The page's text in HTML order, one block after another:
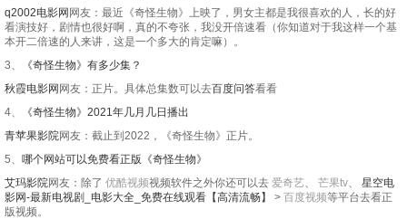
q2002电影网网友：最近《奇怪生物》上映了，男女主都是我很喜欢的人，长的好
看演技好，剧情也很好啊，真的不夸张，我没开倍速看（你知道对于我这样一个基
本开二倍速的人来讲，这是一个多大的肯定嘛）。
3、
《奇怪生物》有多少集？
秋霞电影网网友：正片。具体总集数可以去百度问答看看
4、
《奇怪生物》2021年几月几日播出
青苹果影院网友：截止到2022，《奇怪生物》正片。
5、 哪个网站可以免费看正版《奇怪生物》
艾玛影院网友：除了 优酷视频视频软件之外你还可以去 爱奇艺、 芒果tv、 星空电
影网-最新电视剧_电影大全_免费在线观看【高清流畅】 > 百度视频等平台去看正
版视频。